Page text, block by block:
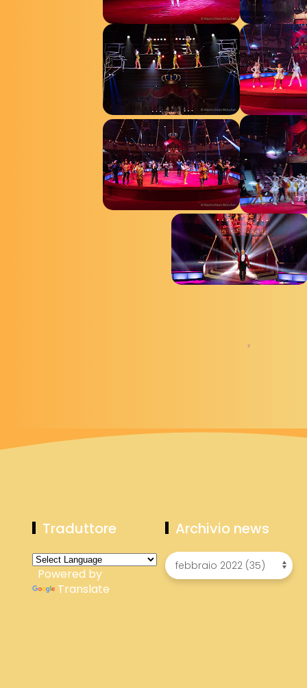
Traduttore
Powered by
Translate
Archivio news